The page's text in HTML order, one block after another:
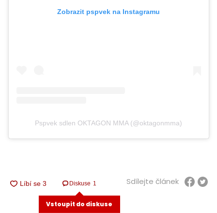
Zobrazit pspvek na Instagramu
Pspvek sdlen OKTAGON MMA (@oktagonmma)
Diskuse 1
Vstoupit do diskuse
Sdílejte článek